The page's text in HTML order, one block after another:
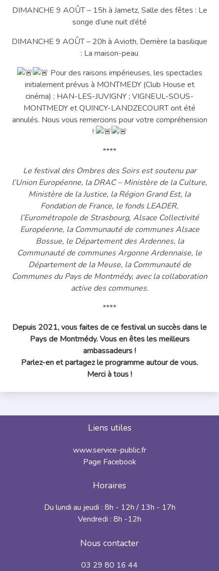
DIMANCHE 9 AOÛT – 15h à Jametz, Salle des fêtes : Le
songe d’une nuit d’été
DIMANCHE 9 AOÛT – 20h à Avioth, Derrière la basilique
: La maison-peau
Pour des raisons impérieuses, les spectacles
initialement prévus à MONTMEDY (Club House et
cinéma) ; HAN-LES-JUVIGNY ; VIGNEUL-SOUS-
MONTMEDY et QUINCY-LANDZECOURT ont été
annulés. Nous vous remercions pour votre compréhension
!
****
Le festival des Ombres des Soirs est soutenu par
l’Union Européenne, la DRAC – Ministère de la Culture,
Ministère de la Justice, la Région Grand Est, la
Fondation de France, le fonds LEADER,
l’Eurométropole de Strasbourg, Alsace Collectivité
Européenne, la Communauté de communes Alsace
Bossue, le Département des Ardennes, la
Communauté de communes Argonne Ardennaise, le
Département de la Meuse, la Communauté de
Communes du Pays de Montmédy, avec la collaboration
active des communes.
****
Depuis 2021, vous faites de ce festival un succès dans le
Pays de Montmédy. Vous en êtes les meilleurs
ambassadeurs !
Parlez-en et partagez le programme autour de vous.
Merci à tous !
Liens utiles
www.service-public.fr
Page Facebook
Horaires
Du lundi au jeudi : 8h - 12h / 13h - 17h
Vendredi : 8h -12h
Nous contacter
03 29 80 16 44